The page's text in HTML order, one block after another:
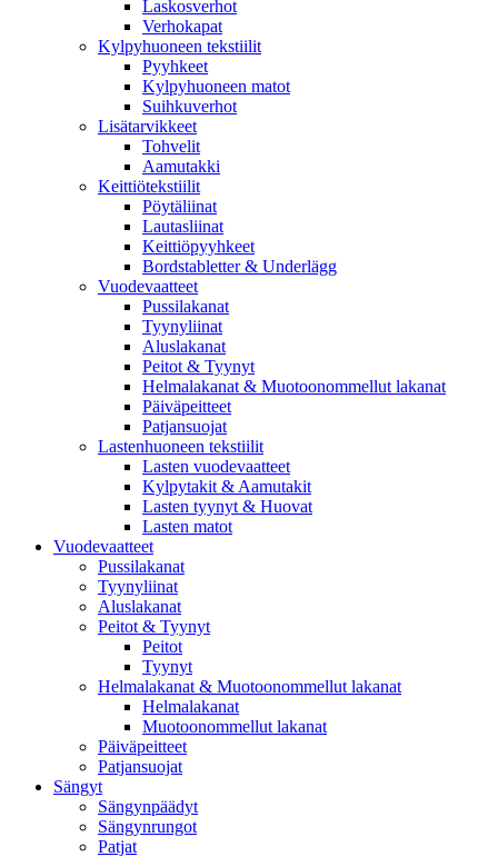
Laskosverhot
Verhokapat
Kylpyhuoneen tekstiilit
Pyyhkeet
Kylpyhuoneen matot
Suihkuverhot
Lisätarvikkeet
Tohvelit
Aamutakki
Keittiötekstiilit
Pöytäliinat
Lautasliinat
Keittiöpyyhkeet
Bordstabletter & Underlägg
Vuodevaatteet
Pussilakanat
Tyynyliinat
Aluslakanat
Peitot & Tyynyt
Helmalakanat & Muotoonommellut lakanat
Päiväpeitteet
Patjansuojat
Lastenhuoneen tekstiilit
Lasten vuodevaatteet
Kylpytakit & Aamutakit
Lasten tyynyt & Huovat
Lasten matot
Vuodevaatteet
Pussilakanat
Tyynyliinat
Aluslakanat
Peitot & Tyynyt
Peitot
Tyynyt
Helmalakanat & Muotoonommellut lakanat
Helmalakanat
Muotoonommellut lakanat
Päiväpeitteet
Patjansuojat
Sängyt
Sängynpäädyt
Sängynrungot
Patjat